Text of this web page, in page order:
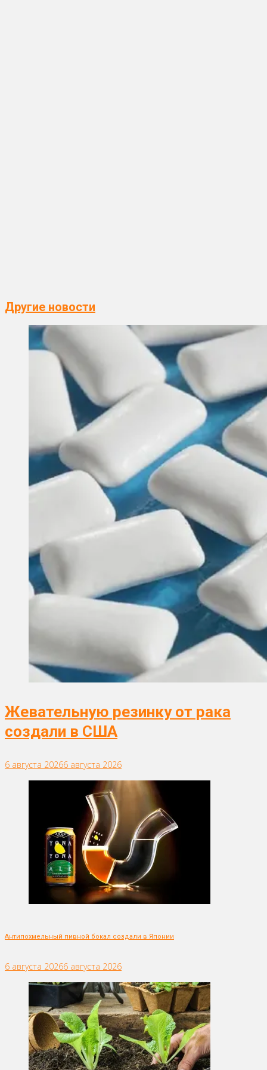
Другие новости
Жевательную резинку от рака
создали в США
6 августа 20266 августа 2026
Антипохмельный пивной бокал создали в Японии
6 августа 20266 августа 2026